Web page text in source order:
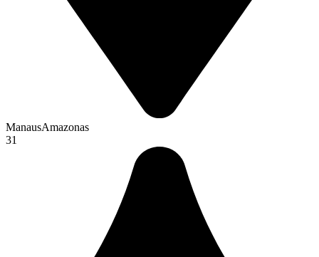
ManausAmazonas
31